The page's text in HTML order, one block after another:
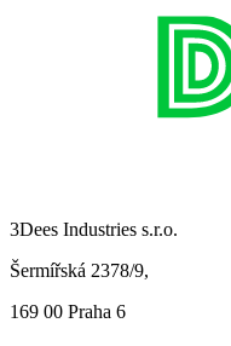
3Dees Industries s.r.o.
Šermířská 2378/9,
169 00 Praha 6